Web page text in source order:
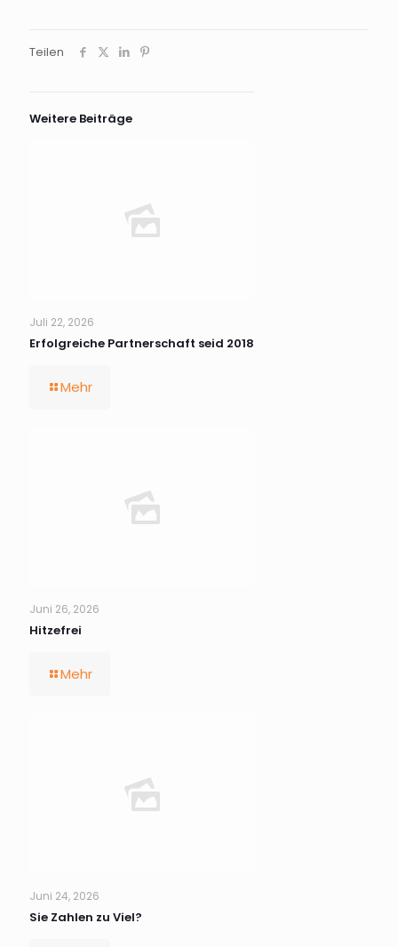
Teilen
Weitere Beiträge
Juli 22, 2026
Erfolgreiche Partnerschaft seid 2018
Mehr
Juni 26, 2026
Hitzefrei
Mehr
Juni 24, 2026
Sie Zahlen zu Viel?